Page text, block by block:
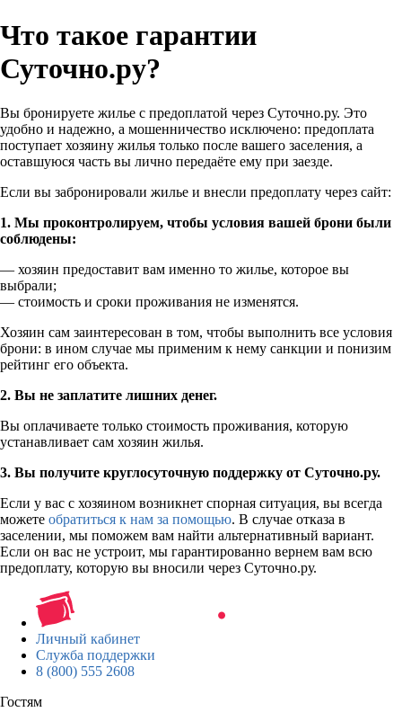
Что такое гарантии
Суточно.ру?
Вы бронируете жилье с предоплатой через Суточно.ру. Это
удобно и надежно, а мошенничество исключено: предоплата
поступает хозяину жилья только после вашего заселения, а
оставшуюся часть вы лично передаёте ему при заезде.
Если вы забронировали жилье и внесли предоплату через сайт:
1. Мы проконтролируем, чтобы условия вашей брони были
соблюдены:
— хозяин предоставит вам именно то жилье, которое вы
выбрали;
— стоимость и сроки проживания не изменятся.
Хозяин сам заинтересован в том, чтобы выполнить все условия
брони: в ином случае мы применим к нему санкции и понизим
рейтинг его объекта.
2. Вы не заплатите лишних денег.
Вы оплачиваете только стоимость проживания, которую
устанавливает сам хозяин жилья.
3. Вы получите круглосуточную поддержку от Суточно.ру.
Если у вас с хозяином возникнет спорная ситуация, вы всегда
можете обратиться к нам за помощью. В случае отказа в
заселении, мы поможем вам найти альтернативный вариант.
Если он вас не устроит, мы гарантированно вернем вам всю
предоплату, которую вы вносили через Суточно.ру.
Личный кабинет
Служба поддержки
8 (800) 555 2608
Гостям